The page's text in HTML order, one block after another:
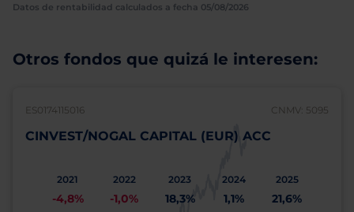
Datos de rentabilidad calculados a fecha 05/08/2026
Otros fondos que quizá le interesen:
ES0174115016 CNMV: 5095
CINVEST/NOGAL CAPITAL (EUR) ACC
2021
-4,8%
2022
-1,0%
2023
18,3%
2024
1,1%
2025
21,6%